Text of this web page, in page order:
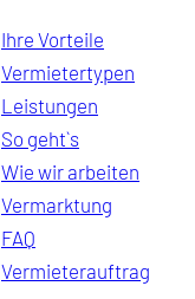
Ihre Vorteile
Vermietertypen
Leistungen
So geht`s
Wie wir arbeiten
Vermarktung
FAQ
Vermieterauftrag